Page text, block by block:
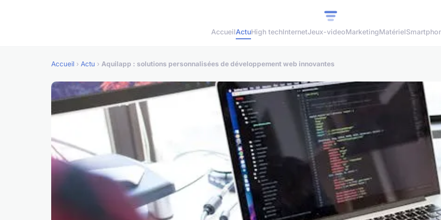
AccueilActuHigh techInternetJeux-videoMarketingMatériel
Accueil › Actu › Aquilapp : solutions personnalisées de développement web innovantes